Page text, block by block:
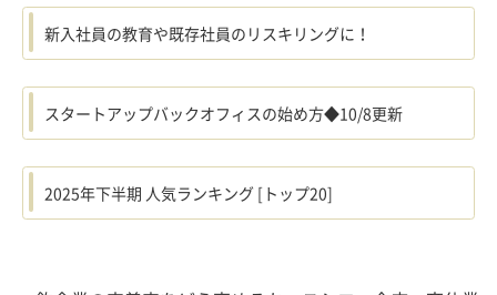
新入社員の教育や既存社員のリスキリングに！
スタートアップバックオフィスの始め方◆10/8更新
2025年下半期 人気ランキング [トップ20]